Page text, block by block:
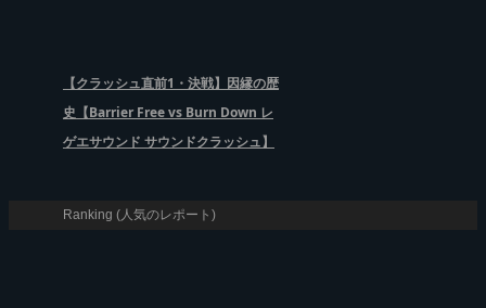
【クラッシュ直前1・決戦】因縁の歴
史【Barrier Free vs Burn Down レ
ゲエサウンド サウンドクラッシュ】
Ranking (人気のレポート)